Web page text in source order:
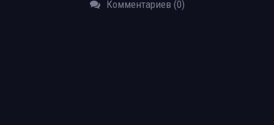
Комментариев (0)